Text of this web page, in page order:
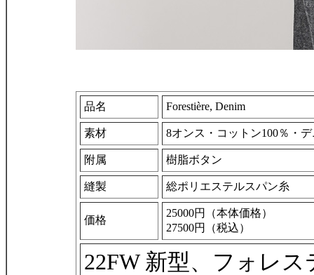
品名 Forestière, Denim
素材 8オンス・コットン100％・
附属 樹脂ボタン
縫製 総ポリエステルスパン糸
価格
25000円（本体価格）
27500円（税込）
22FW 新型、フォレ